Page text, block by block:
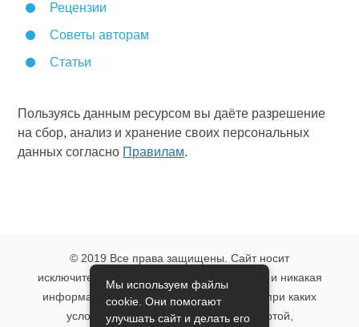
Рецензии
Советы авторам
Статьи
Пользуясь данным ресурсом вы даёте разрешение
на сбор, анализ и хранение своих персональных
данных согласно Правилам.
© 2019 Все права защищены. Сайт носит
исключительно информационный характер и никакая
информация, опубликованная на нём, ни при каких
условиях не является публичной офертой,
Мы используем файлы
cookie. Они помогают
улучшать сайт и делать его